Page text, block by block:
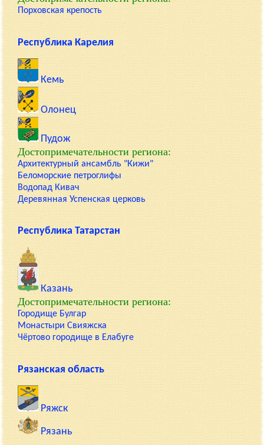
Порховская крепость
Республика Карелия
Кемь
Олонец
Пудож
Достопримечательности региона:
Архитектурный ансамбль "Кижи"
Беломорские петроглифы
Водопад Кивач
Деревянная Успенская церковь
Республика Татарстан
Казань
Достопримечательности региона:
Городище Булгар
Монастыри Свияжска
Чёртово городище в Елабуге
Рязанская область
Ряжск
Рязань